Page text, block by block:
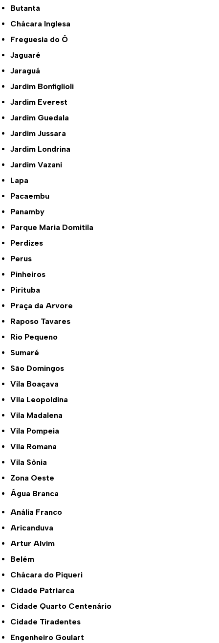
Butantã
Chácara Inglesa
Freguesia do Ó
Jaguaré
Jaraguá
Jardim Bonfiglioli
Jardim Everest
Jardim Guedala
Jardim Jussara
Jardim Londrina
Jardim Vazani
Lapa
Pacaembu
Panamby
Parque Maria Domitila
Perdizes
Perus
Pinheiros
Pirituba
Praça da Arvore
Raposo Tavares
Rio Pequeno
Sumaré
São Domingos
Vila Boaçava
Vila Leopoldina
Vila Madalena
Vila Pompeia
Vila Romana
Vila Sônia
Zona Oeste
Água Branca
Anália Franco
Aricanduva
Artur Alvim
Belém
Chácara do Piqueri
Cidade Patriarca
Cidade Quarto Centenário
Cidade Tiradentes
Engenheiro Goulart